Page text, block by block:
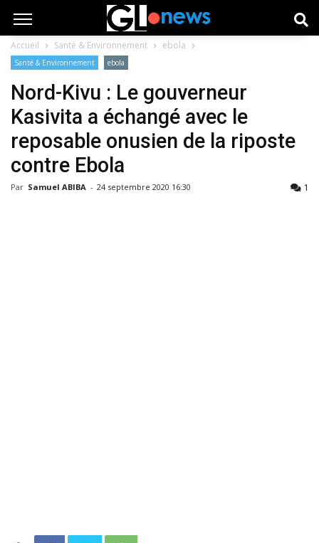
Accueil Santé & Environnement ebola
Santé & Environnement ebola
Nord-Kivu : Le gouverneur
Kasivita a échangé avec le
reposable onusien de la riposte
contre Ebola
Par Samuel ABIBA - 24 septembre 2020 16:30 1